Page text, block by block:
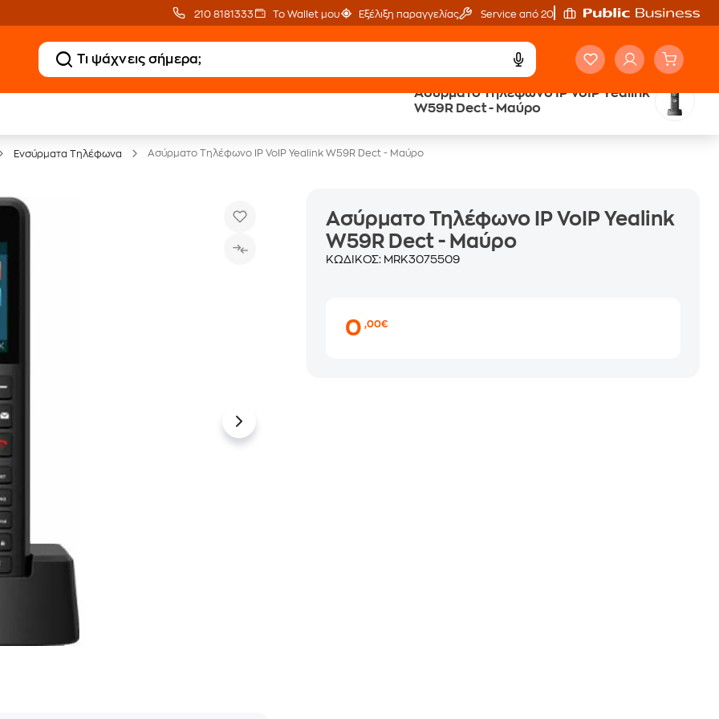
210 8181333 Το Wallet μου Εξέλιξη παραγγελίας Service από 20'
Ασύρματο Τηλέφωνο IP VoIP Yealink
W59R Dect - Μαύρο
Trade & Save
Ενσύρματα Τηλέφωνα Ασύρματο Τηλέφωνο IP VoIP Yealink W59R Dect - Μαύρο
Ασύρματο Τηλέφωνο IP VoIP Yealink
W59R Dect - Μαύρο
ΚΩΔΙΚΟΣ: MRK3075509
0,00€